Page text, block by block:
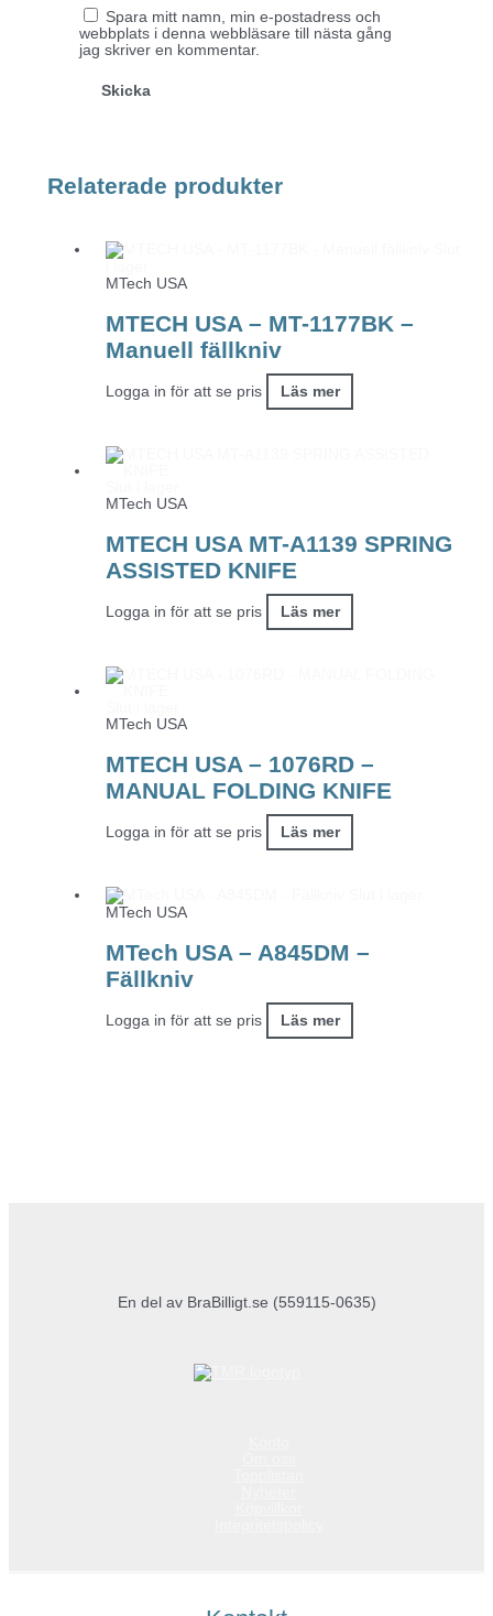
Spara mitt namn, min e-postadress och
webbplats i denna webbläsare till nästa gång
jag skriver en kommentar.
Relaterade produkter
MTech USA
MTECH USA – MT-1177BK –
Manuell fällkniv
Logga in för att se pris Läs mer
MTech USA
MTECH USA MT-A1139 SPRING
ASSISTED KNIFE
Logga in för att se pris Läs mer
MTech USA
MTECH USA – 1076RD –
MANUAL FOLDING KNIFE
Logga in för att se pris Läs mer
MTech USA
MTech USA – A845DM –
Fällkniv
Logga in för att se pris Läs mer
En del av BraBilligt.se (559115-0635)